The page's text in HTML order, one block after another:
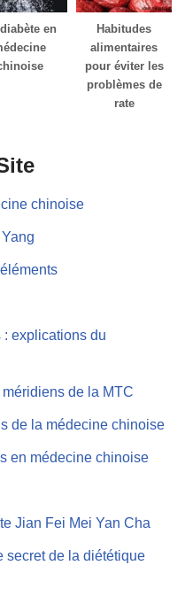
en
Habitudes
alimentaires
pour éviter les
problèmes de
rate
chinoise
explications du
méridiens de la MTC
de la médecine chinoise
en médecine chinoise
Jian Fei Mei Yan Cha
secret de la diététique